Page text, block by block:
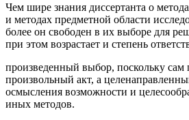
Чем шире знания диссертанта о
и методах предметной области
более он свободен в их выборе для
при этом возрастает и степень
произведенный выбор, поскольку сам
произвольный акт, а
осмысления возможности и
иных методов.